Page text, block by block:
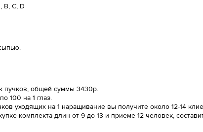
B, C, D
пучков, общей суммы 3430р.
100 на 1 глаз.
уходящих на 1 наращивание вы получите около 12-14
комплекта длин от 9 до 13 и приеме 12 человек,